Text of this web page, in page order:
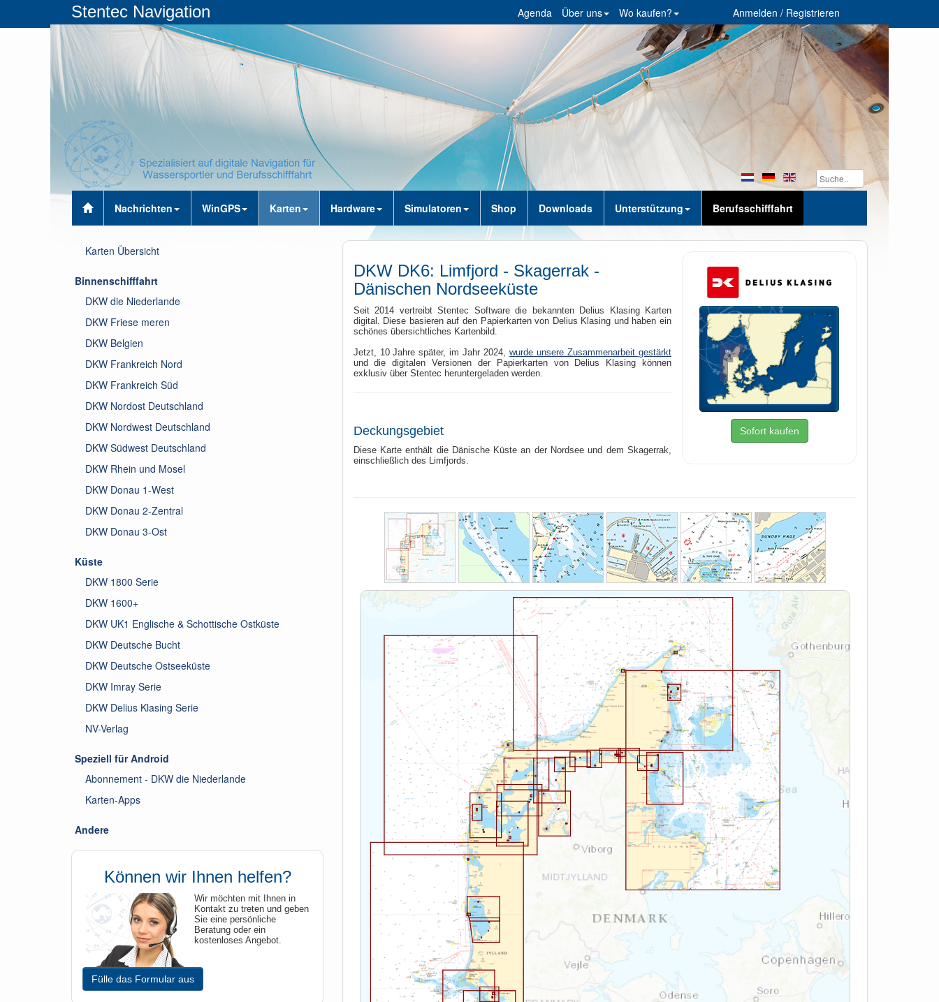
Stentec Navigation Anmelden / Registrieren
Wo kaufen?
Über uns
Agenda
Nachrichten WinGPS Karten Hardware Simulatoren Shop Downloads Unterstützung Berufsschifffahrt
Sofort kaufen
DKW DK6: Limfjord - Skagerrak -
Dänischen Nordseeküste
Seit 2014 vertreibt Stentec Software die bekannten Delius Klasing Karten
digital. Diese basieren auf den Papierkarten von Delius Klasing und haben ein
schönes übersichtliches Kartenbild.
Jetzt, 10 Jahre später, im Jahr 2024,wurde unsere Zusammenarbeit gestärkt
und die digitalen Versionen der Papierkarten von Delius Klasing können
exklusiv über Stentec heruntergeladen werden.
Deckungsgebiet
Diese Karte enthält die Dänische Küste an der Nordsee und dem Skagerrak,
einschließlich des Limfjords.
Karten Übersicht
Binnenschifffahrt
DKW die Niederlande
DKW Friese meren
DKW Belgien
DKW Frankreich Nord
DKW Frankreich Süd
DKW Nordost Deutschland
DKW Nordwest Deutschland
DKW Südwest Deutschland
DKW Rhein und Mosel
DKW Donau 1-West
DKW Donau 2-Zentral
DKW Donau 3-Ost
Küste
DKW 1800 Serie
DKW 1600+
DKW UK1 Englische & Schottische Ostküste
DKW Deutsche Bucht
DKW Deutsche Ostseeküste
DKW Imray Serie
DKW Delius Klasing Serie
NV-Verlag
Speziell für Android
Abonnement - DKW die Niederlande
Karten-Apps
Andere
Können wir Ihnen helfen?
Wir möchten mit Ihnen in
Kontakt zu treten und geben
Sie eine persönliche
Beratung oder ein
kostenloses Angebot.
Fülle das Formular aus